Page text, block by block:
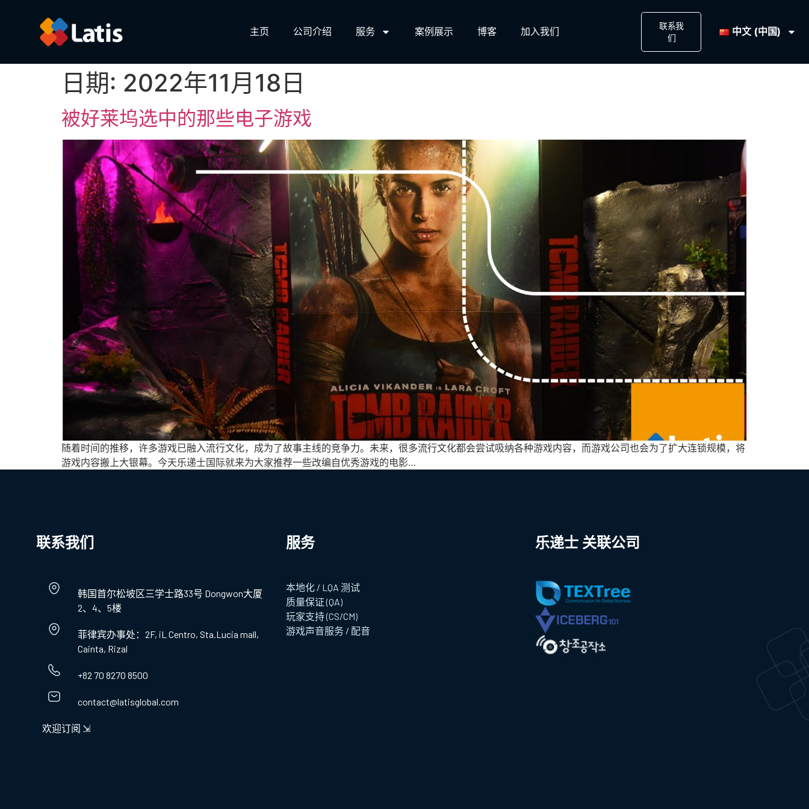
主页 公司介绍 服务​ 案例展示 博客 加入我们​
联系我
们​
中文 (中国)
日期: 2022年11月18日
被好莱坞选中的那些电子游戏
随着时间的推移，许多游戏已融入流行文化，成为了故事主线的竞争力。未来，很多流行文化都会尝试吸纳各种游戏内容，而游戏公司也会为了扩大连锁规模，将
游戏内容搬上大银幕。今天乐递士国际就来为大家推荐一些改编自优秀游戏的电影…
联系我们
韩国首尔松坡区三学士路33号 Dongwon大厦
2、4、5楼
菲律宾办事处：2F, iL Centro, Sta.Lucia mall,
Cainta, Rizal
+82 70 8270 8500
contact@latisglobal.com
欢迎订阅 ⇲
服务
本地化 / LQA 测试
质量保证 (QA)
玩家支持 (CS/CM)
游戏声音服务 / 配音
乐递士 关联公司